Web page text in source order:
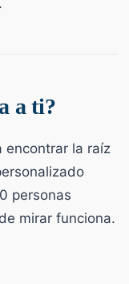
a ti?
encontrar la raíz
personas
mirar funciona.